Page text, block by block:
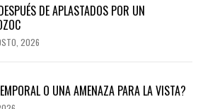
DE APLASTADOS POR UN
2026
O UNA AMENAZA PARA LA VISTA?